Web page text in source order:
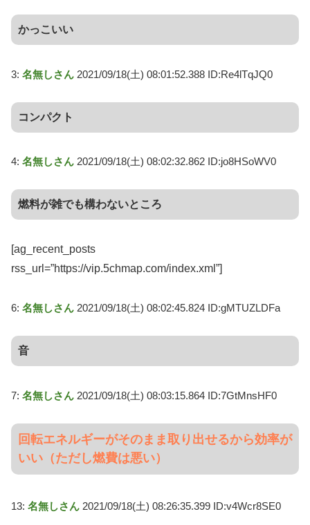
かっこいい
3: 名無しさん 2021/09/18(土) 08:01:52.388 ID:Re4lTqJQ0
コンパクト
4: 名無しさん 2021/09/18(土) 08:02:32.862 ID:jo8HSoWV0
燃料が雑でも構わないところ
[ag_recent_posts
rss_url=”https://vip.5chmap.com/index.xml”]
6: 名無しさん 2021/09/18(土) 08:02:45.824 ID:gMTUZLDFa
音
7: 名無しさん 2021/09/18(土) 08:03:15.864 ID:7GtMnsHF0
回転エネルギーがそのまま取り出せるから効率が
いい（ただし燃費は悪い）
13: 名無しさん 2021/09/18(土) 08:26:35.399 ID:v4Wcr8SE0